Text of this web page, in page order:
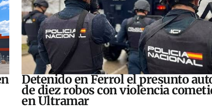
Detenido en Ferrol el presunto
de diez robos con violencia
en Ultramar